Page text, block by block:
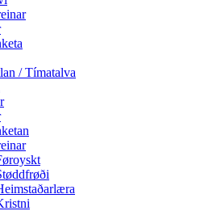
/ Tímatalva